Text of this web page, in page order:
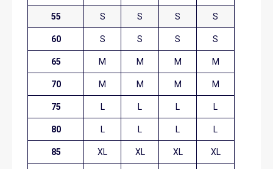
55 S S S S
60 S S S S
65 M M M M
70 M M M M
75 L L L L
80 L L L L
85 XL XL XL XL